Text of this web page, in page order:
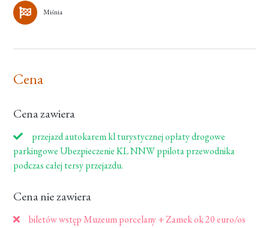
Miśnia
Cena
Cena zawiera
przejazd autokarem kl turystycznej opłaty drogowe
parkingowe Ubezpieczenie KL NNW ppilota przewodnika
podczas całej tersy przejazdu.
Cena nie zawiera
biletów wstęp Muzeum porcelany + Zamek ok 20 euro/os